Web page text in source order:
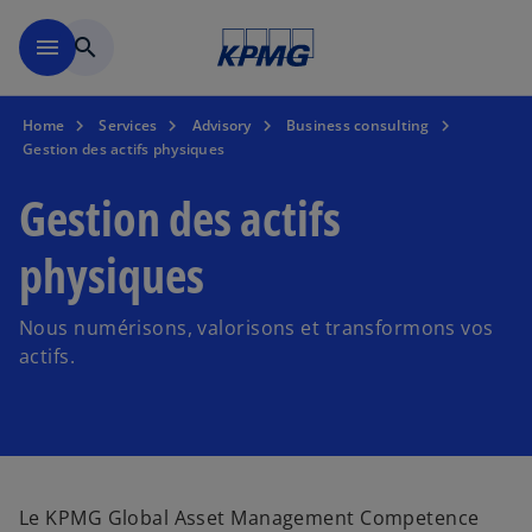
menu search
Home Services Advisory
Business consulting
Gestion des actifs physiques
Gestion des actifs
physiques
Nous numérisons, valorisons et transformons vos
actifs.
Le KPMG Global Asset Management Competence